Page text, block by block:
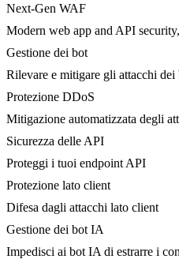
Next-Gen WAF
Modern web app and API
Gestione dei bot
Rilevare e mitigare gli attacchi dei
Protezione DDoS
Mitigazione automatizzata degli
Sicurezza delle API
Proteggi i tuoi endpoint API
Protezione lato client
Difesa dagli attacchi lato client
Gestione dei bot IA
Impedisci ai bot IA di estrarre i